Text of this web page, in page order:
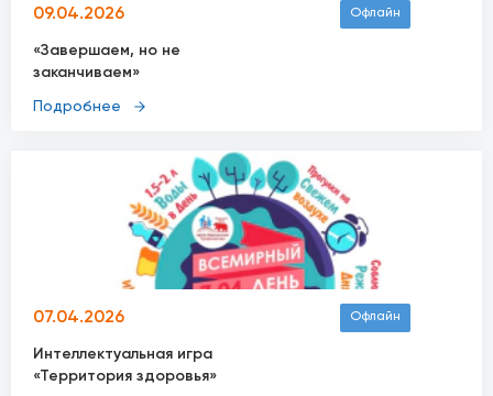
09.04.2026 Офлайн
«Завершаем, но не
заканчиваем»
Подробнее
07.04.2026 Офлайн
Интеллектуальная игра
«Территория здоровья»